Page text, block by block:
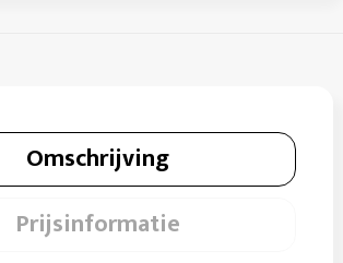
Omschrijving
Prijsinformatie